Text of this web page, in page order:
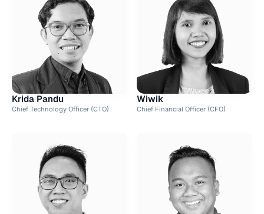
Krida Pandu
Chief Technology Officer (CTO)
Wiwik
Chief Financial Officer (CFO)